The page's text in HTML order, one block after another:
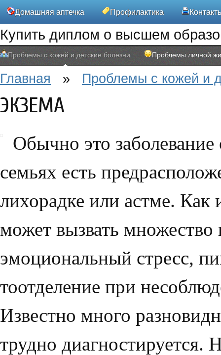
Домашняя аптечка Профилактика
Купить диплом о высшем
Проблемы с кожей и детские болезни Проблемы личной
Главная » Проблемы с кожей и
ЭКЗЕМА
Обычно это
семьях есть
лихорадке или астме. Как
может вызвать
эмоциональный стресс,
тоотделение при
Известно много
трудно диагнос­тируется.